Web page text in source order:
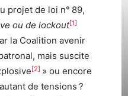
projet de loi n° 89,
ou de lock­out[1]
la Coalition avenir
mais suscite
[2] » ou encore
de tensions ?